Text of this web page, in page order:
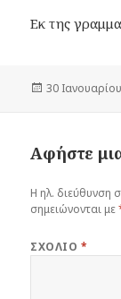
Εκ της
Δημοσιεύτηκε
30
Αφήστε
Η ηλ. διεύθυνση
σημειώνονται με
ΣΧΌΛΙΟ *